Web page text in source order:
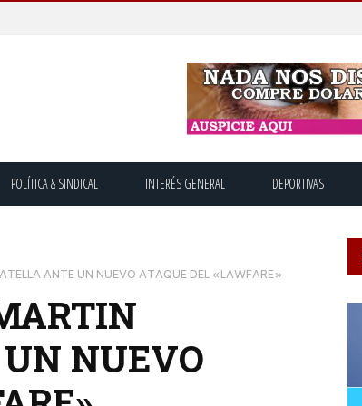
POLÍTICA & SINDICAL INTERÉS GENERAL DEPORTIVAS
ANTE UN NUEVO ATAQUE DEL «LAWFARE»
NUEVO